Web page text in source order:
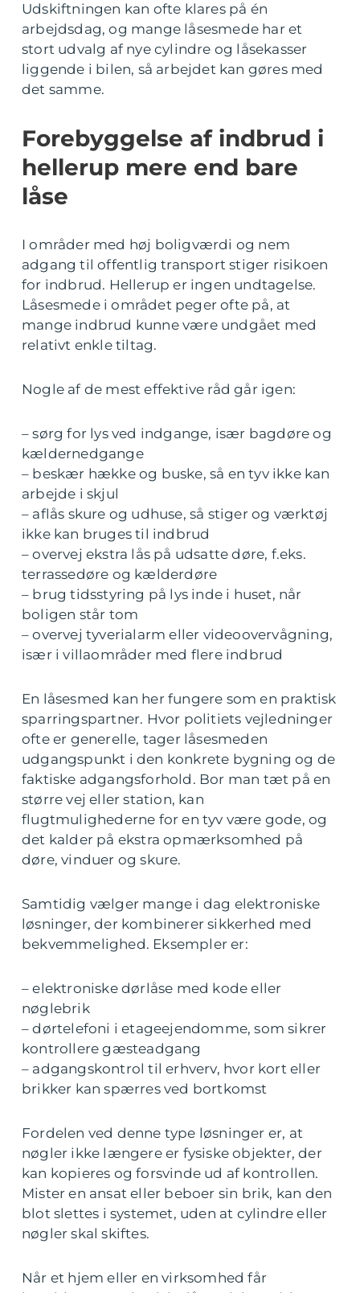
Udskiftningen kan ofte klares på én
arbejdsdag, og mange låsesmede har et
stort udvalg af nye cylindre og låsekasser
liggende i bilen, så arbejdet kan gøres med
det samme.
Forebyggelse af indbrud i
hellerup mere end bare
låse
I områder med høj boligværdi og nem
adgang til offentlig transport stiger risikoen
for indbrud. Hellerup er ingen undtagelse.
Låsesmede i området peger ofte på, at
mange indbrud kunne være undgået med
relativt enkle tiltag.
Nogle af de mest effektive råd går igen:
– sørg for lys ved indgange, især bagdøre og
kældernedgange
– beskær hække og buske, så en tyv ikke kan
arbejde i skjul
– aflås skure og udhuse, så stiger og værktøj
ikke kan bruges til indbrud
– overvej ekstra lås på udsatte døre, f.eks.
terrassedøre og kælderdøre
– brug tidsstyring på lys inde i huset, når
boligen står tom
– overvej tyverialarm eller videoovervågning,
især i villaområder med flere indbrud
En låsesmed kan her fungere som en praktisk
sparringspartner. Hvor politiets vejledninger
ofte er generelle, tager låsesmeden
udgangspunkt i den konkrete bygning og de
faktiske adgangsforhold. Bor man tæt på en
større vej eller station, kan
flugtmulighederne for en tyv være gode, og
det kalder på ekstra opmærksomhed på
døre, vinduer og skure.
Samtidig vælger mange i dag elektroniske
løsninger, der kombinerer sikkerhed med
bekvemmelighed. Eksempler er:
– elektroniske dørlåse med kode eller
nøglebrik
– dørtelefoni i etageejendomme, som sikrer
kontrollere gæsteadgang
– adgangskontrol til erhverv, hvor kort eller
brikker kan spærres ved bortkomst
Fordelen ved denne type løsninger er, at
nøgler ikke længere er fysiske objekter, der
kan kopieres og forsvinde ud af kontrollen.
Mister en ansat eller beboer sin brik, kan den
blot slettes i systemet, uden at cylindre eller
nøgler skal skiftes.
Når et hjem eller en virksomhed får